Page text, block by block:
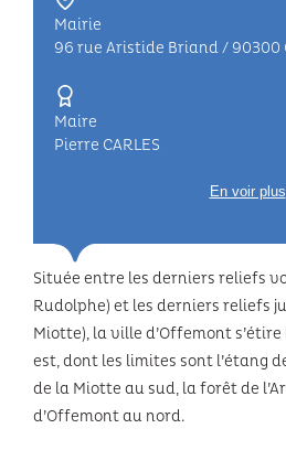
Mairie
96 rue Aristide Briand / 90300
Maire
Pierre CARLES
En voir plus
Située entre les derniers reliefs
Rudolphe) et les derniers reliefs
Miotte), la ville d’Offemont
est, dont les limites sont l’étang
de la Miotte au sud, la forêt de
d’Offemont au nord.